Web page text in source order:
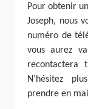
Pour obtenir
Joseph, nous
numéro de
vous aurez
recontactera
N’hésitez
prendre en